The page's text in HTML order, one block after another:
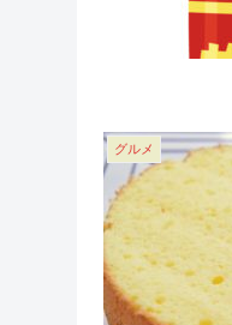
グルメ